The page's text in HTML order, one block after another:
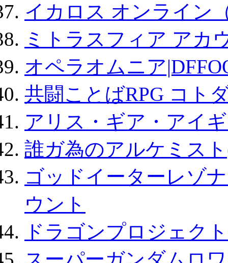
イカロス オンライン
ミトラスフィア アカ
オペラオムニア
共闘ことばRPG コト
アリス・ギア・アイ
誰ガ為のアルケミス
ゴッドイーターレゾ
ウント
ドラゴンプロジェク